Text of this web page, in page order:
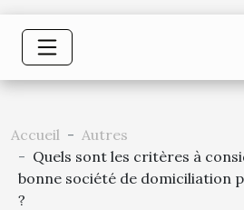
Accueil
Autres
Quels sont les critères à
bonne société de domiciliation
?